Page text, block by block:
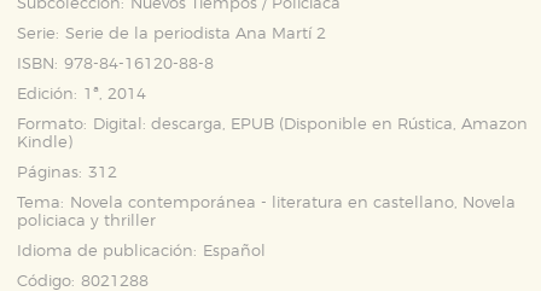
Subcolección:
Nuevos Tiempos / Policiaca
Serie: Serie de la periodista Ana Martí 2
ISBN: 978-84-16120-88-8
Edición: 1ª, 2014
Formato:
Digital: descarga, EPUB (Disponible en Rústica,Amazon
Kindle )
Páginas: 312
Tema:
Novela contemporánea - literatura en castellano, Novela
policiaca y thriller
Idioma de publicación:
Español
Código: 8021288